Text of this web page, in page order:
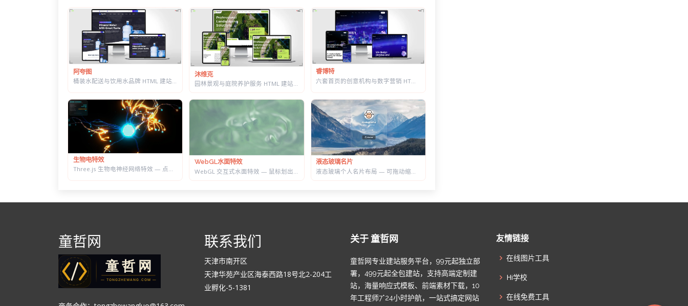
阿夸图
沐维克
园林景观与庭院养护服务 HTML 建站模板 | 绿化施工/草坪打理/苗木公司通用
睿博特
生物电特效
Three.js 生物电神经网络特效 — 点击触发脉冲传导，带实时 HUD 数据面板
WebGL水面特效
液态玻璃名片
童哲网 联系我们
天津市南开区
天津华苑产业区海泰西路18号北2-204工
业孵化-5-1381
关于 童哲网
童哲网专业建站服务平台，99元起独立部
署，499元起全包建站，支持高端定制建
站，海量响应式模板、前端素材下载，10
年工程师7*24小时护航，一站式搞定网站
友情链接
在线图片工具
Hi学校
在线免费工具